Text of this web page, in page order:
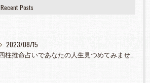
Recent Posts
2023/08/15
四柱推命占いであなたの人生見つめてみませんか？